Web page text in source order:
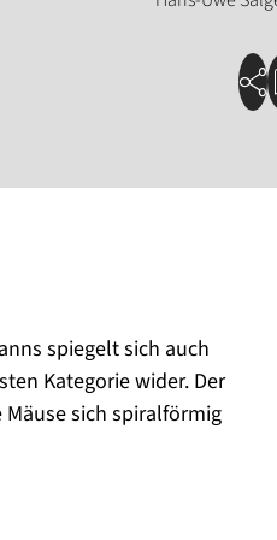
spiegelt sich auch
Kategorie wider. Der
sich spiralförmig